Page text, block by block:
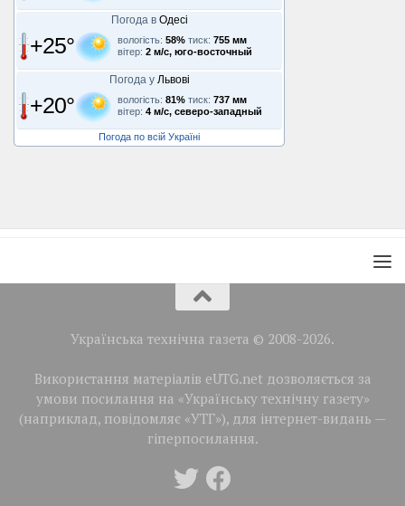
Погода в Одесі
+25° вологість: 58% тиск: 755 мм
вітер: 2 м/с, юго-восточный
Погода у Львові
+20° вологість: 81% тиск: 737 мм
вітер: 4 м/с, северо-западный
Погода по всій Україні
Українська технічна газета © 2008-2026.
Використання матеріалів eUTG.net дозволяється за
умови посилання на «Українську технічну газету»
(наприклад, повідомляє «УТГ»), для інтернет-видань —
гіперпосилання.